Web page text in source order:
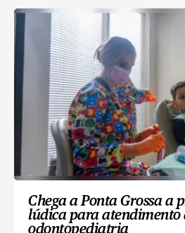
Chega a Ponta Grossa a
lúdica para atendimento
odontopediatria